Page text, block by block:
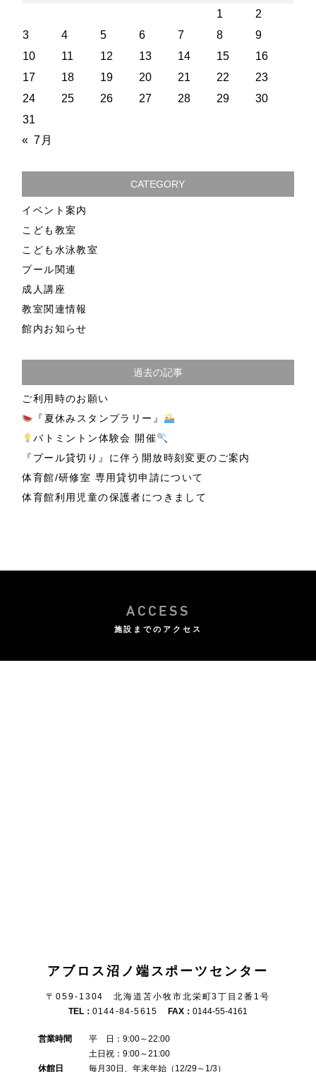
1
2
3
4 5 6 7 8
9
10
11 12 13 14 15
16
17
18 19 20 21 22
23
24
25 26 27 28 29
30
31
« 7月
CATEGORY
イベント案内
こども教室
こども水泳教室
プール関連
成人講座
教室関連情報
館内お知らせ
過去の記事
ご利用時のお願い
『夏休みスタンプラリー』
バトミントン体験会 開催
『プール貸切り』に伴う開放時刻変更のご案内
体育館/研修室 専用貸切申請について
体育館利用児童の保護者につきまして
ACCESS
施設までのアクセス
アブロス沼ノ端スポーツセンター
〒059-1304 北海道苫小牧市北栄町3丁目2番1号
TEL： 0144-84-5615 FAX：0144-55-4161
営業時間 平 日：9:00～22:00
土日祝：9:00～21:00
休館日 毎月30日、年末年始（12/29～1/3）